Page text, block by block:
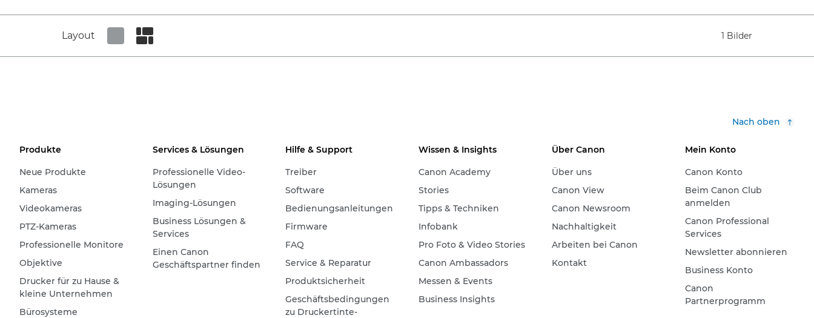
Layout 1 Bilder
Nach oben
Produkte
Neue Produkte
Kameras
Videokameras
PTZ-Kameras
Professionelle Monitore
Objektive
Drucker für zu Hause &
kleine Unternehmen
Bürosysteme
Services & Lösungen
Professionelle Video-
Lösungen
Imaging-Lösungen
Business Lösungen &
Services
Einen Canon
Geschäftspartner finden
Hilfe & Support
Treiber
Software
Bedienungsanleitungen
Firmware
FAQ
Service & Reparatur
Produktsicherheit
Geschäftsbedingungen
zu Druckertinte-
Wissen & Insights
Canon Academy
Stories
Tipps & Techniken
Infobank
Pro Foto & Video Stories
Canon Ambassadors
Messen & Events
Business Insights
Über Canon
Über uns
Canon View
Canon Newsroom
Nachhaltigkeit
Arbeiten bei Canon
Kontakt
Mein Konto
Canon Konto
Beim Canon Club
anmelden
Canon Professional
Services
Newsletter abonnieren
Business Konto
Canon
Partnerprogramm